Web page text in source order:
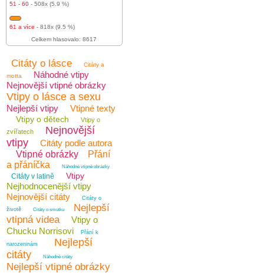
51 - 60 - 508x (5.9 %)
61 a více - 818x (9.5 %)
Celkem hlasovalo: 8617
Citáty o lásce
Citáty a
motta
Náhodné vtipy
Nejnovější vtipné obrázky
Vtipy o lásce a sexu
Nejlepší vtipy Vtipné texty
Vtipy o dětech
Vtipy o
zvířatech
Nejnovější
vtipy
Citáty podle autora
Vtipné obrázky
Přání
a přáníčka
Náhodné vtipné obrázky
Citáty v latině Vtipy
Nejhodnocenější vtipy
Nejnovější citáty
Citáty o
životě
Citáty o smutku
Nejlepší
vtipná videa
Vtipy o
Chucku Norrisovi
Přání k
narozeninám
Nejlepší
citáty
Náhodné citáty
Nejlepší vtipné obrázky